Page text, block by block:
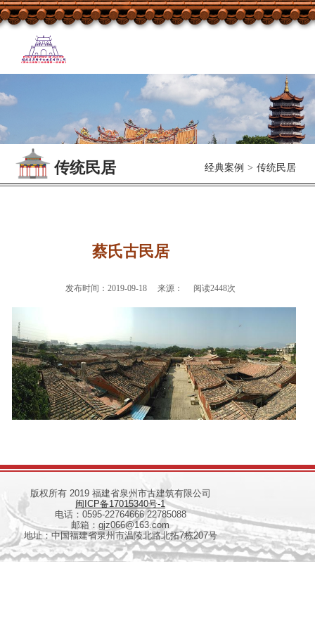
经典案例 > 传统民居
传统民居
蔡氏古民居
发布时间：2019-09-18 来源： 阅读2448次
版权所有 2019 福建省泉州市古建筑有限公司
闽ICP备17015340号-1
电话：0595-22764666 22785088
邮箱：gjz066@163.com
地址：中国福建省泉州市温陵北路北拓7栋207号